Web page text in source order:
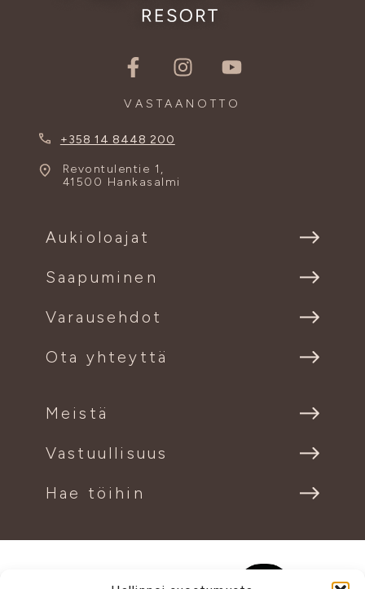
VASTAANOTTO
+358 14 8448 200
Revontulentie 1,
41500 Hankasalmi
Aukioloajat
Saapuminen
Varausehdot
Ota yhteyttä
Meistä
Vastuullisuus
Hae töihin